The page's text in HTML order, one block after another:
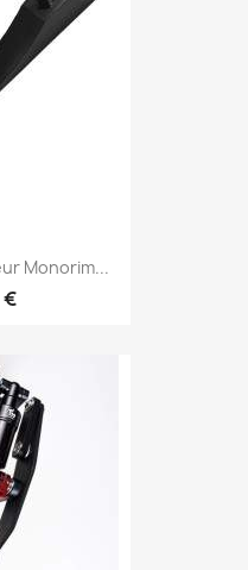
Monorim...
€